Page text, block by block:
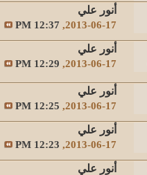
أنور علي
2013-06-17,
12:37 PM
أنور علي
2013-06-17,
12:29 PM
أنور علي
2013-06-17,
12:25 PM
أنور علي
2013-06-17,
12:23 PM
أنور علي